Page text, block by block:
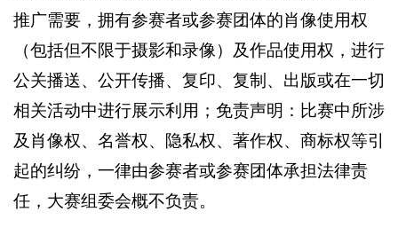
推广需要，拥有参赛者或参赛团体的肖像使用权
（包括但不限于摄影和录像）及作品使用权，进行
公关播送、公开传播、复印、复制、出版或在一切
相关活动中进行展示利用；免责声明：比赛中所涉
及肖像权、名誉权、隐私权、 著作权、商标权等引
起的纠纷，一律由参赛者或参赛团体承担法律责
任，大赛组委会概不负责。